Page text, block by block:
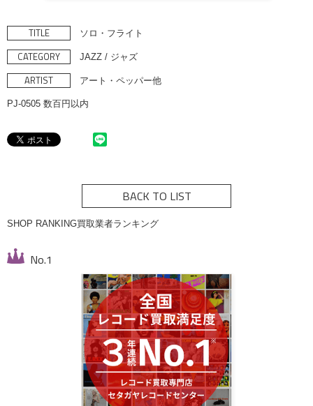
TITLE ソロ・フライト
CATEGORY JAZZ / ジャズ
ARTIST アート・ペッパー他
PJ-0505 数百円以内
BACK TO LIST
SHOP RANKING買取業者ランキング